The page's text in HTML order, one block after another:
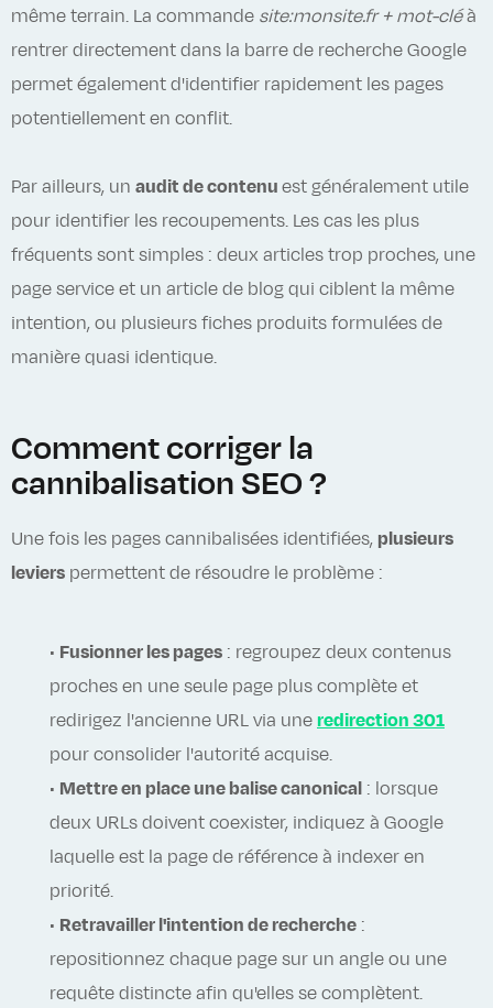
même terrain. La commande site:monsite.fr + mot-cléà
rentrer directement dans la barre de recherche Google
permet également d'identifier rapidement les pages
potentiellement en conflit.
Par ailleurs, un audit de contenu est généralement utile
pour identifier les recoupements. Les cas les plus
fréquents sont simples : deux articles trop proches, une
page service et un article de blog qui ciblent la même
intention, ou plusieurs fiches produits formulées de
manière quasi identique.
Comment corriger la
cannibalisation SEO ?
Une fois les pages cannibalisées identifiées, plusieurs
leviers permettent de résoudre le problème :
• Fusionner les pages : regroupez deux contenus
proches en une seule page plus complète et
redirigez l'ancienne URL via une redirection 301
pour consolider l'autorité acquise.
• Mettre en place une balise canonical : lorsque
deux URLs doivent coexister, indiquez à Google
laquelle est la page de référence à indexer en
priorité.
• Retravailler l'intention de recherche :
repositionnez chaque page sur un angle ou une
requête distincte afin qu'elles se complètent.